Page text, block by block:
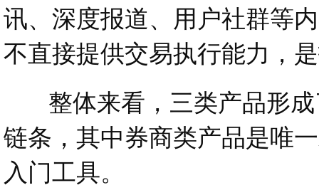
讯、深度报道、用户社群等
不直接提供交易执行能力，
整体来看，三类产品形成
链条，其中券商类产品是唯
入门工具。